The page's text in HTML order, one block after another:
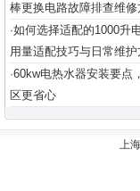
棒更换电路故障排查维修
·如何选择适配的1000升
用量适配技巧与日常维
·60kw电热水器安装要点
区更省心
上